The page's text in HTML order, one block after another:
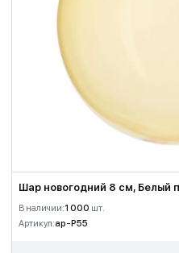
Шар новогодний 8 см, Белый
В наличии:1 000 шт.
Артикул:ap-P55